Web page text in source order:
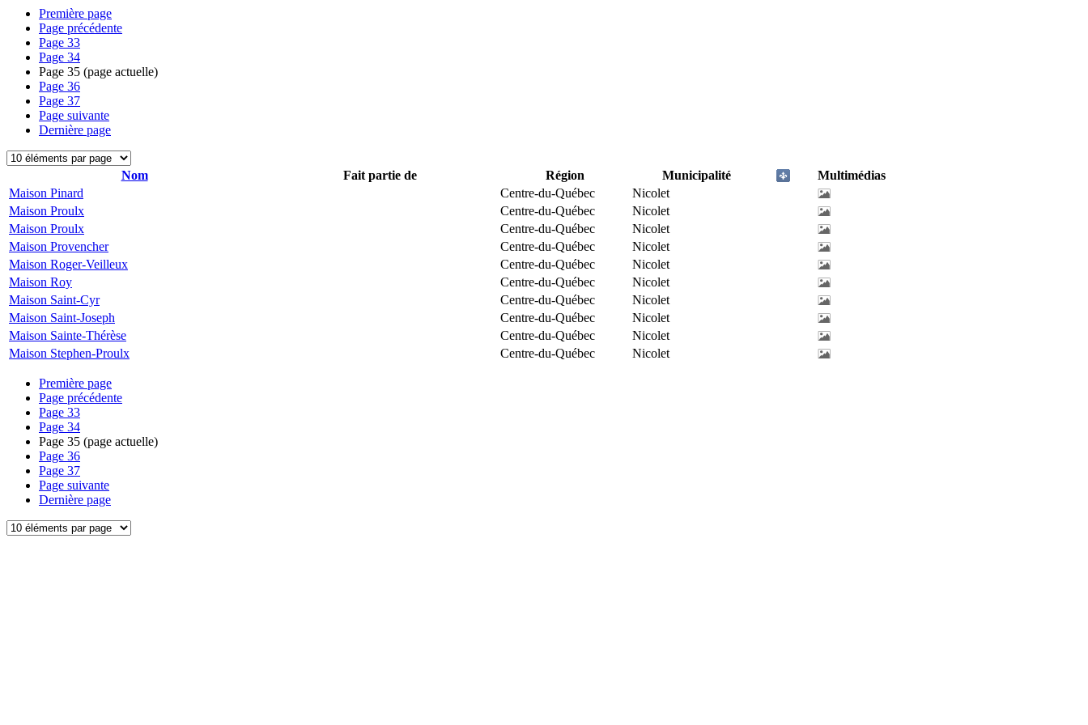
Première page
Page précédente
Page 33
Page 34
Page 35 (page actuelle)
Page 36
Page 37
Page suivante
Dernière page
Nom Fait partie de Région Municipalité
Multimédias
Maison Pinard
Centre-du-Québec
Nicolet
Maison Proulx
Centre-du-Québec
Nicolet
Maison Proulx
Centre-du-Québec
Nicolet
Maison Provencher
Centre-du-Québec
Nicolet
Maison Roger-Veilleux
Centre-du-Québec
Nicolet
Maison Roy
Centre-du-Québec
Nicolet
Maison Saint-Cyr
Centre-du-Québec
Nicolet
Maison Saint-Joseph
Centre-du-Québec
Nicolet
Maison Sainte-Thérèse
Centre-du-Québec
Nicolet
Maison Stephen-Proulx
Centre-du-Québec Nicolet
Première page
Page précédente
Page 33
Page 34
Page 35 (page actuelle)
Page 36
Page 37
Page suivante
Dernière page